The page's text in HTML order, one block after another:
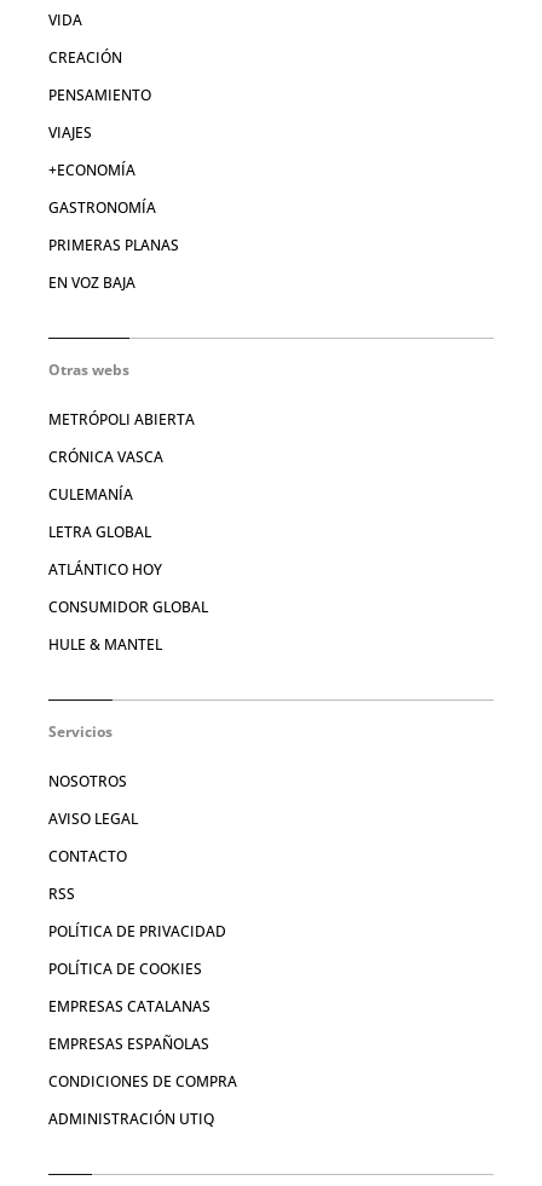
VIDA
CREACIÓN
PENSAMIENTO
VIAJES
+ECONOMÍA
GASTRONOMÍA
PRIMERAS PLANAS
EN VOZ BAJA
Otras webs
METRÓPOLI ABIERTA
CRÓNICA VASCA
CULEMANÍA
LETRA GLOBAL
ATLÁNTICO HOY
CONSUMIDOR GLOBAL
HULE & MANTEL
Servicios
NOSOTROS
AVISO LEGAL
CONTACTO
RSS
POLÍTICA DE PRIVACIDAD
POLÍTICA DE COOKIES
EMPRESAS CATALANAS
EMPRESAS ESPAÑOLAS
CONDICIONES DE COMPRA
ADMINISTRACIÓN UTIQ